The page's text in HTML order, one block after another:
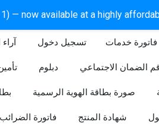
— now available at a highly
آراء تسجيل دخول​ فاتورة خدمات
دبلوم الضمان الاجتماعي
صورة بطاقة الهوية الرسمية
فاتورة الضرائب شهادة المنتج